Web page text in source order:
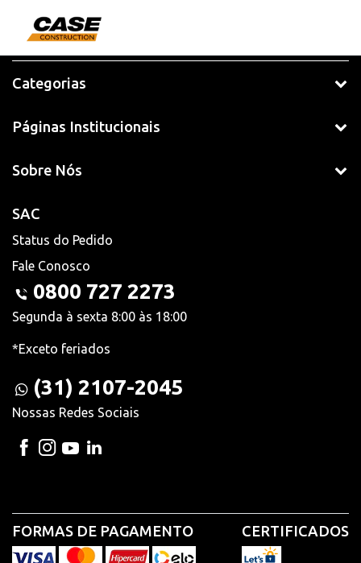
Categorias
Páginas Institucionais
Sobre Nós
SAC
Status do Pedido
Fale Conosco
0800 727 2273
Segunda à sexta 8:00 às 18:00
*Exceto feriados
(31) 2107-2045
Nossas Redes Sociais
FORMAS DE PAGAMENTO CERTIFICADOS